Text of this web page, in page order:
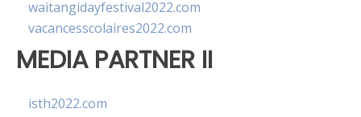
waitangidayfestival2022.com
vacancesscolaires2022.com
MEDIA PARTNER II
isth2022.com